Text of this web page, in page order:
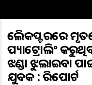
ହେଲିକପ୍ଟରରେ
ପ୍ୟାଟ୍ରୋଲିଂ
ଝଣ୍ଡା ଝୁଲାଇବା
ଯୁବକ : ରିପୋର୍ଟ